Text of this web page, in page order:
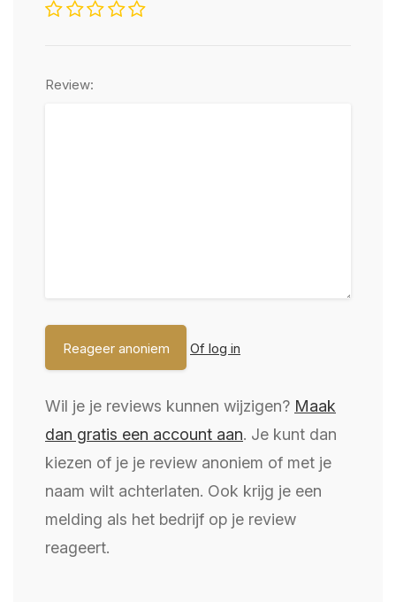
Review:
Of log in
Wil je je reviews kunnen wijzigen? Maak
dan gratis een account aan. Je kunt dan
kiezen of je je review anoniem of met je
naam wilt achterlaten. Ook krijg je een
melding als het bedrijf op je review
reageert.